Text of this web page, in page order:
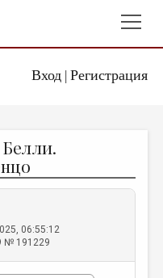
Вход| Регистрация
06:55:12
№ 191229